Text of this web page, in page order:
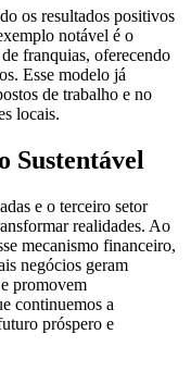
os resultados positivos
notável é o
franquias, oferecendo
Esse modelo já
de trabalho e no
locais.
Sustentável
e o terceiro setor
realidades. Ao
mecanismo financeiro,
negócios geram
promovem
continuemos a
próspero e